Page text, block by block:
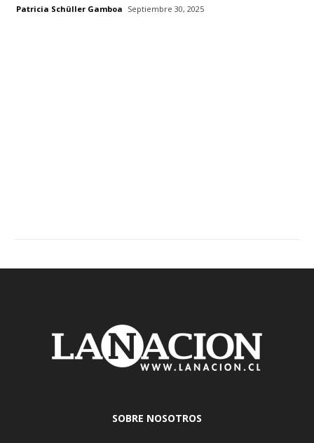
Patricia Schüller Gamboa Septiembre 30, 2025
SOBRE NOSOTROS